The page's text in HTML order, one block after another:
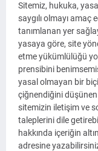
Sitemiz, hukuka,
saygılı olmayı amaç
tanımlanan yer
yasaya göre, site
etme yükümlülüğü
prensibini
yasal olmayan bir
çiğnendiğini
sitemizin iletişim ve
taleplerini dile
hakkında içeriğin
adresine